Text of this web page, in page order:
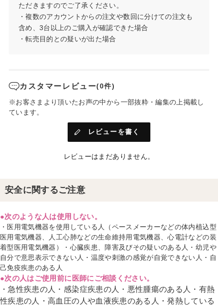
ただきますのでご了承ください。
・複数のアカウントからの注文や数回に分けての注文も
含め、3台以上のご購入が確認できた場合
・転売目的との疑いが出た場合
カスタマーレビュー(0件)
※お客さまより頂いたお声の中から一部抜粋・編集の上掲載し
ています。
レビューを書く
レビューはまだありません。
安全に関するご注意
●次のような人は使用しない。
・医用電気機器を使用している人（ペースメーカーなどの体内植込型
医用電気機器、人工心肺などの生命維持用電気機器、心電計などの装
着型医用電気機器）・心臓疾患、障害及びその疑いのある人・幼児や
自分で意思表示できない人・温度や刺激の感覚が自覚できない人・自
己免疫疾患のある人
●次の人はご使用前に医師にご相談ください。
・急性疾患の人・感染症疾患の人・悪性腫瘍のある人・有熱
性疾患の人・高血圧の人や血液疾患のある人・発熱している